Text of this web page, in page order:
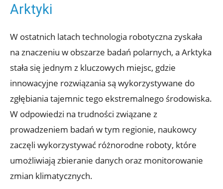
Arktyki
W ostatnich latach technologia robotyczna zyskała⁢
na ‍znaczeniu w obszarze badań polarnych, a Arktyka
stała ‌się jednym z kluczowych miejsc, gdzie⁢
innowacyjne⁤ rozwiązania są wykorzystywane do
zgłębiania tajemnic tego ekstremalnego środowiska.
W odpowiedzi ‍na trudności związane z
prowadzeniem badań w ‍tym regionie, naukowcy
zaczęli wykorzystywać różnorodne roboty, które
umożliwiają zbieranie danych oraz monitorowanie
⁤zmian klimatycznych.